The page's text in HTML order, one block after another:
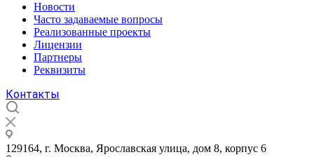
Новости
Часто задаваемые вопросы
Реализованные проекты
Лицензии
Партнеры
Реквизиты
Контакты
129164, г. Москва, Ярославская улица, дом 8, корпус 6